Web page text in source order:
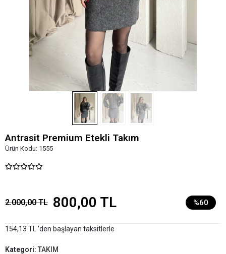
Antrasit Premium Etekli Takım
Ürün Kodu: 1555
2.000,00 TL 800,00 TL %60
154,13 TL 'den başlayan taksitlerle
Kategori: TAKIM